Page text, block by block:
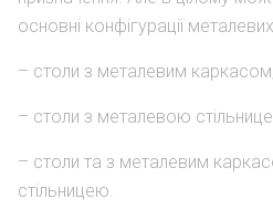
основні конфігурації
– столи з металевим каркасом;
– столи з металевою
– столи та з металевим
стільницею.